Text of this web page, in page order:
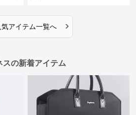
気アイテム一覧へ ›
の新着アイテム